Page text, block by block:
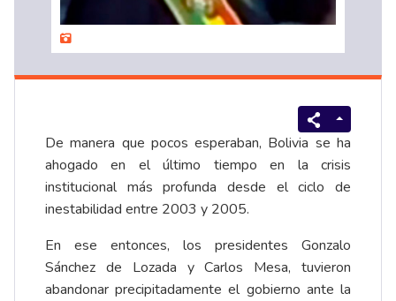
De manera que pocos esperaban, Bolivia se ha
ahogado en el último tiempo en la crisis
institucional más profunda desde el ciclo de
inestabilidad entre 2003 y 2005.
En ese entonces, los presidentes Gonzalo
Sánchez de Lozada y Carlos Mesa, tuvieron
abandonar precipitadamente el gobierno ante la